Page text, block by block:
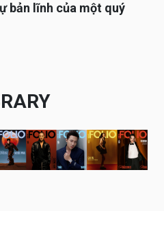
bản lĩnh của một quý